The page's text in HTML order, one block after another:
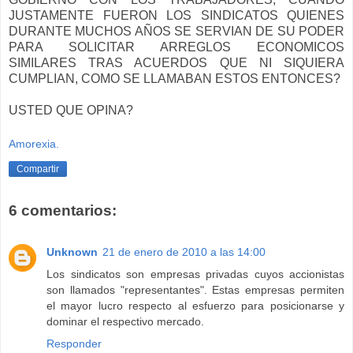
JUSTAMENTE FUERON LOS SINDICATOS QUIENES
DURANTE MUCHOS AÑOS SE SERVIAN DE SU PODER
PARA SOLICITAR ARREGLOS ECONOMICOS
SIMILARES TRAS ACUERDOS QUE NI SIQUIERA
CUMPLIAN, COMO SE LLAMABAN ESTOS ENTONCES?
USTED QUE OPINA?
Amorexia.
Compartir
6 comentarios:
Unknown 21 de enero de 2010 a las 14:00
Los sindicatos son empresas privadas cuyos accionistas
son llamados "representantes". Estas empresas permiten
el mayor lucro respecto al esfuerzo para posicionarse y
dominar el respectivo mercado.
Responder